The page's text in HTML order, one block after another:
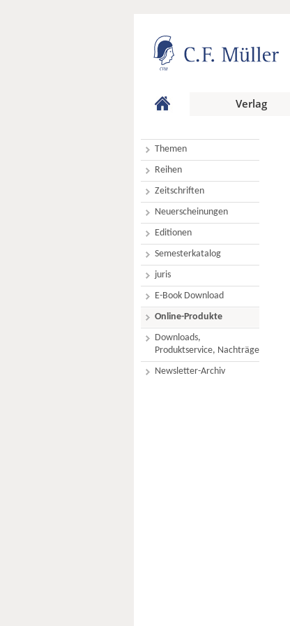
Verlag
Themen
Reihen
Zeitschriften
Neuerscheinungen
Editionen
Semesterkatalog
juris
E-Book Download
Online-Produkte
Downloads,
Produktservice, Nachträge
Newsletter-Archiv